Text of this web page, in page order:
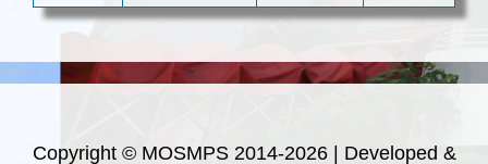
Copyright © MOSMPS 2014-2026 | Developed &